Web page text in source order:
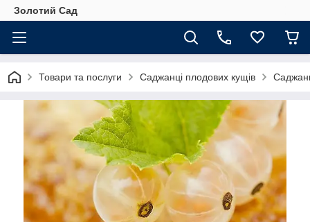
Золотий Сад
Товари та послуги Саджанці плодових кущів